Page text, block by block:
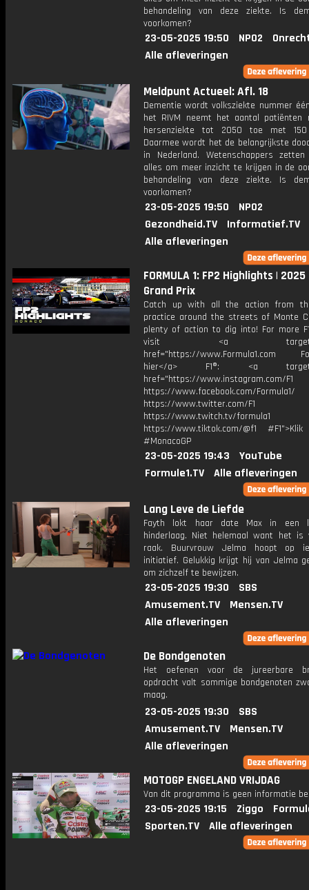
behandeling van deze ziekte. Is
voorkomen?
23-05-2025 19:50 NPO2
Alle afleveringen
Meldpunt Actueel: Afl. 18
Dementie wordt volksziekte nummer
het RIVM neemt het aantal patiënten
hersenziekte tot 2050 toe met 150
Daarmee wordt het de belangrijkste
in Nederland. Wetenschappers
alles om meer inzicht te krijgen in de
behandeling van deze ziekte. Is
voorkomen?
23-05-2025 19:50
NPO2
Gezondheid.TV
Informatief.TV
Alle afleveringen
FORMULA 1: FP2 Highlights |
Grand Prix
Catch up with all the action from
practice around the streets of Monte
plenty of action to dig into! For more
visit <a
href="https://www.Formula1.com
hier</a> F1®: <a
href="https://www.instagram.com/F1
https://www.facebook.com/Formula1/
https://www.twitter.com/F1
https://www.twitch.tv/formula1
https://www.tiktok.com/@f1
#MonacoGP
23-05-2025 19:43
YouTube
Formule1.TV
Alle afleveringen
Lang Leve de Liefde
Fayth lokt haar date Max in een
hinderlaag. Niet helemaal want het is
raak. Buurvrouw Jelma hoopt op
initiatief. Gelukkig krijgt hij van Jelma
om zichzelf te bewijzen.
23-05-2025 19:30
SBS
Amusement.TV
Mensen.TV
Alle afleveringen
De Bondgenoten
Het oefenen voor de jureerbare
opdracht valt sommige bondgenoten
maag.
23-05-2025 19:30
SBS
Amusement.TV
Mensen.TV
Alle afleveringen
MOTOGP ENGELAND VRIJDAG
Van dit programma is geen informatie
23-05-2025 19:15 Ziggo
Sporten.TV
Alle afleveringen